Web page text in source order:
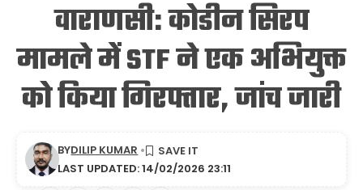
वाराणसी: कोडीन सिरप
मामले में STF ने एक अभियुक्त
को किया गिरफ्तार, जांच जारी
LAST UPDATED: 14/02/2026 23:11
BYDILIP KUMAR